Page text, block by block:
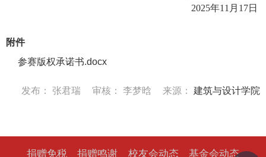
2025年11月17日
附件
参赛版权承诺书.docx
发布： 张君瑞 审核： 李梦晗 来源： 建筑与设计学院
捐赠免税 捐赠鸣谢 校友会动态 基金会动态